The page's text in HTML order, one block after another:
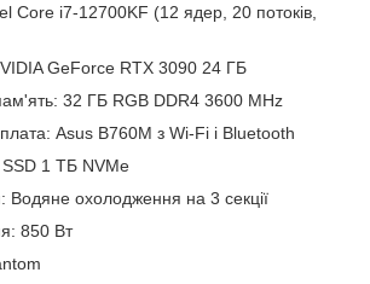
Core i7-12700KF (12 ядер, 20 потоків,
GeForce RTX 3090 24 ГБ
32 ГБ RGB DDR4 3600 MHz
Asus B760M з Wi-Fi і Bluetooth
1 ТБ NVMe
охолодження на 3 секції
850 Вт